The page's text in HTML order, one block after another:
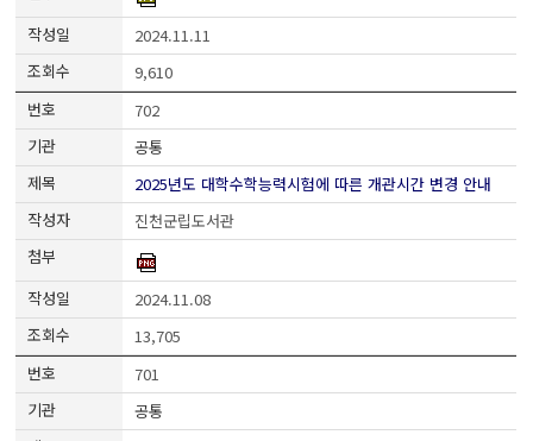
2024.11.11
9,610
702
공통
2025년도 대학수학능력시험에 따른 개관시간 변경 안내
진천군립도서관
2024.11.08
13,705
701
공통